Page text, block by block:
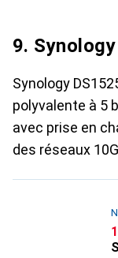
9. Synology
Synology
polyvalente à 5
avec prise en
des réseaux